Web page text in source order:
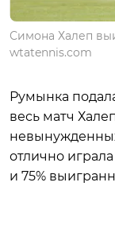
Симона Халеп
wtatennis.com
Румынка
весь матч
отлично
и 75%